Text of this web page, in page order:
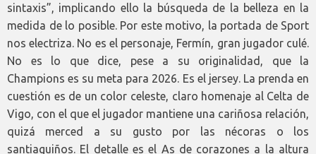
sintaxis”, implicando ello la búsqueda de la belleza en la
medida de lo posible. Por este motivo, la portada de Sport
nos electriza. No es el personaje, Fermín, gran jugador culé.
No es lo que dice, pese a su originalidad, que la
Champions es su meta para 2026. Es el jersey. La prenda en
cuestión es de un color celeste, claro homenaje al Celta de
Vigo, con el que el jugador mantiene una cariñosa relación,
quizá merced a su gusto por las nécoras o los
santiaguiños. El detalle es el As de corazones a la altura